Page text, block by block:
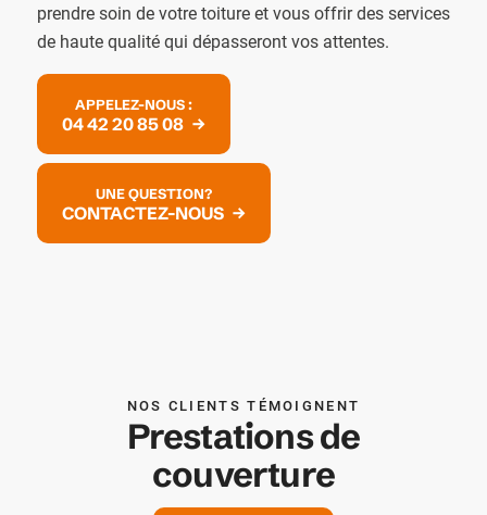
prendre soin de votre toiture et vous offrir des services
de haute qualité qui dépasseront vos attentes.
APPELEZ-NOUS :
04 42 20 85 08
UNE QUESTION?
CONTACTEZ-NOUS
NOS CLIENTS TÉMOIGNENT
Prestations de
couverture